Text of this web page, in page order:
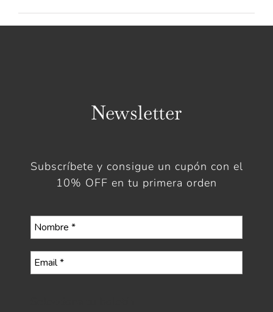
Newsletter
Subscríbete y consigue un cupón con el
10% OFF en tu primera orden